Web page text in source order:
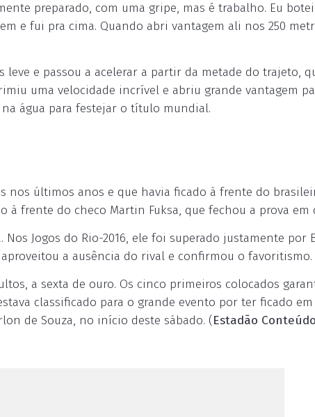
preparado, com uma gripe, mas é trabalho. Eu
e fui pra cima. Quando abri vantagem ali nos 250
e passou a acelerar a partir da metade do trajeto,
uma velocidade incrível e abriu grande vantagem
água para festejar o título mundial.
nos últimos anos e que havia ficado à frente do
à frente do checo Martin Fuksa, que fechou a prova em
Jogos do Rio-2016, ele foi superado justamente por
a ausência do rival e confirmou o favoritismo.
a sexta de ouro. Os cinco primeiros colocados
classificado para o grande evento por ter ficado em
de Souza, no início deste sábado. (Estadão Conteúdo